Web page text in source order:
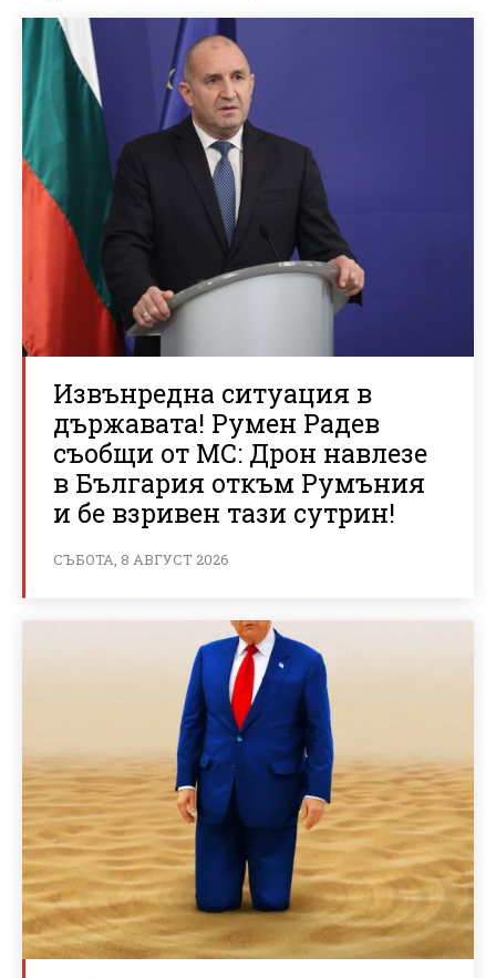
Извънредна ситуация в
държавата! Румен Радев
съобщи от МС: Дрон навлезе
в България откъм Румъния
и бе взривен тази сутрин!
СЪБОТА, 8 АВГУСТ 2026